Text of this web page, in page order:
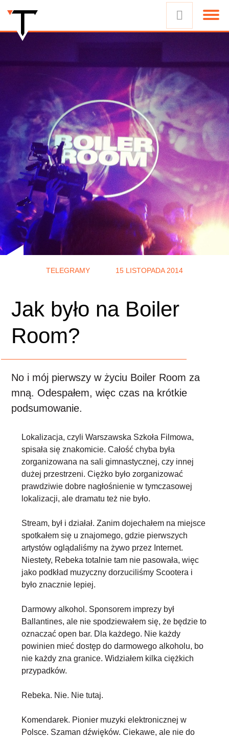
TELEGRAMY 15 LISTOPADA 2014
Jak było na Boiler
Room?
No i mój pierwszy w życiu Boiler Room za
mną. Odespałem, więc czas na krótkie
podsumowanie.
Lokalizacja, czyli Warszawska Szkoła Filmowa,
spisała się znakomicie. Całość chyba była
zorganizowana na sali gimnastycznej, czy innej
dużej przestrzeni. Ciężko było zorganizować
prawdziwie dobre nagłośnienie w tymczasowej
lokalizacji, ale dramatu też nie było.
Stream, był i działał. Zanim dojechałem na miejsce
spotkałem się u znajomego, gdzie pierwszych
artystów oglądaliśmy na żywo przez Internet.
Niestety, Rebeka totalnie tam nie pasowała, więc
jako podkład muzyczny dorzuciliśmy Scootera i
było znacznie lepiej.
Darmowy alkohol . Sponsorem imprezy był
Ballantines, ale nie spodziewałem się, że będzie to
oznaczać open bar. Dla każdego. Nie każdy
powinien mieć dostęp do darmowego alkoholu, bo
nie każdy zna granice. Widziałem kilka ciężkich
przypadków.
Rebeka. Nie. Nie tutaj.
Komendarek. Pionier muzyki elektronicznej w
Polsce. Szaman dźwięków. Ciekawe, ale nie do